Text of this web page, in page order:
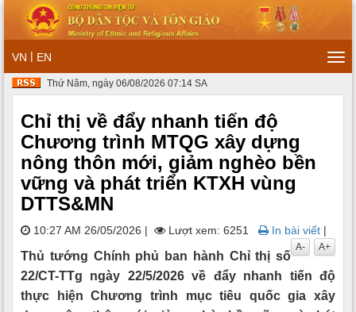
VN | EN
Thứ Năm, ngày 06/08/2026 07:14 SA
Chỉ thị về đẩy nhanh tiến độ
Chương trình MTQG xây dựng
nông thôn mới, giảm nghèo bền
vững và phát triển KTXH vùng
DTTS&MN
10:27 AM 26/05/2026 | Lượt xem: 6251 In bài viết |
A+
A-
Thủ tướng Chính phủ ban hành Chỉ thị số
22/CT-TTg ngày 22/5/2026 về đẩy nhanh tiến độ
thực hiện Chương trình mục tiêu quốc gia xây